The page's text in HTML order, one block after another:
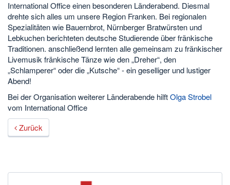
International Office einen besonderen Länderabend. Diesmal
drehte sich alles um unsere Region Franken. Bei regionalen
Spezialitäten wie Bauernbrot, Nürnberger Bratwürsten und
Lebkuchen berichteten deutsche Studierende über fränkische
Traditionen. anschließend lernten alle gemeinsam zu fränkischer
Livemusik fränkische Tänze wie den „Dreher“, den
„Schlamperer“ oder die „Kutsche“ - ein geselliger und lustiger
Abend!
Bei der Organisation weiterer Länderabende hilftOlga Strobel
vom International Office
Zurück